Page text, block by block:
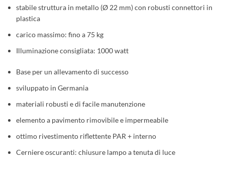
stabile struttura in metallo (Ø 22 mm) con robusti connettori in
plastica
carico massimo: fino a 75 kg
Illuminazione consigliata: 1000 watt
Base per un allevamento di successo
sviluppato in Germania
materiali robusti e di facile manutenzione
elemento a pavimento rimovibile e impermeabile
ottimo rivestimento riflettente PAR + interno
Cerniere oscuranti: chiusure lampo a tenuta di luce